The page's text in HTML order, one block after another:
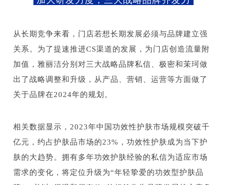
从长期竞争来看，门店若想长期发展必须与品牌建立强
关系。为了提速推进CS渠道的发展，为门店创造流量附
加值，雅丽洁分别对三大战略品牌私信、极密和茉珂做
出了战略调整和升级，从产品、营销、运营等方面做了
关于品牌在2024年的规划。
相关数据显示，2023年中国功效性护肤市场规模突破千
亿元，约占护肤品市场的23%，功效性护肤成为当下护
肤的大趋势。拥有多年功效护肤经验的私信为适应市场
需求的变化，将定位升级为“年轻挚爱的功效型护肤品